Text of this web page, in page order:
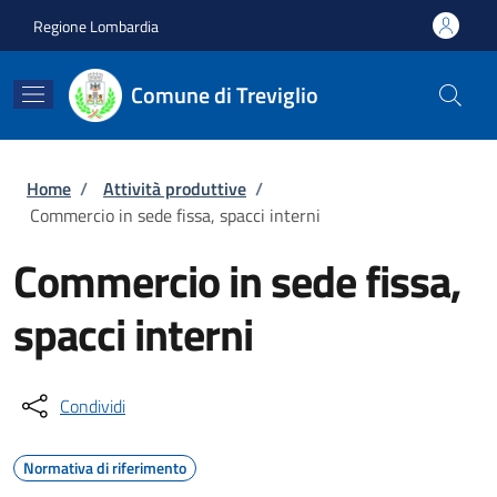
Regione Lombardia
Comune di Treviglio
Briciole di pane
Home / Attività produttive /
Commercio in sede fissa, spacci interni
Commercio in sede fissa,
spacci interni
Condividi
Normativa di riferimento